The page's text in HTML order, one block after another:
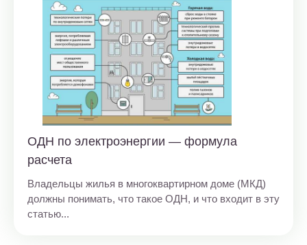
ОДН по электроэнергии — формула
расчета
Владельцы жилья в многоквартирном доме (МКД)
должны понимать, что такое ОДН, и что входит в эту
статью...